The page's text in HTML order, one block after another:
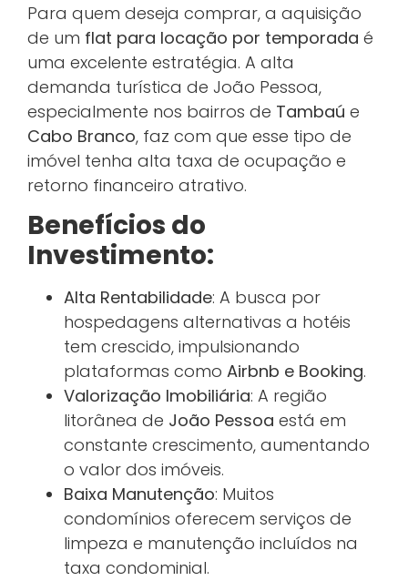
Para quem deseja comprar, a aquisição
de um flat para locação por temporada é
uma excelente estratégia. A alta
demanda turística de João Pessoa,
especialmente nos bairros de Tambaú e
Cabo Branco, faz com que esse tipo de
imóvel tenha alta taxa de ocupação e
retorno financeiro atrativo.
Benefícios do
Investimento:
Alta Rentabilidade: A busca por
hospedagens alternativas a hotéis
tem crescido, impulsionando
plataformas como Airbnb e Booking.
Valorização Imobiliária: A região
litorânea de João Pessoa está em
constante crescimento, aumentando
o valor dos imóveis.
Baixa Manutenção: Muitos
condomínios oferecem serviços de
limpeza e manutenção incluídos na
taxa condominial.